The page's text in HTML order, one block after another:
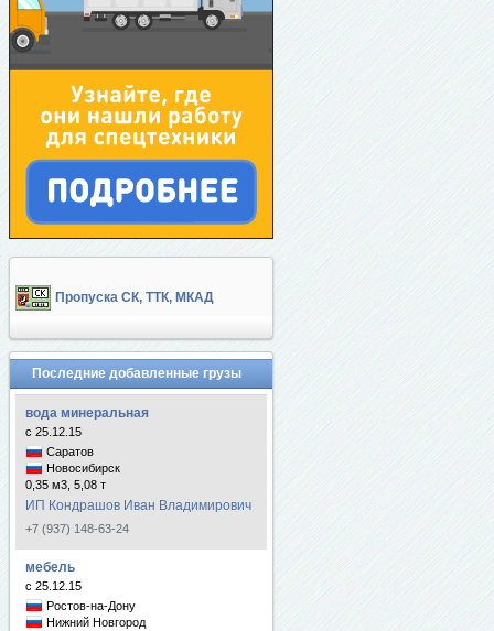
Пропуска СК, ТТК, МКАД
Последние добавленные грузы
вода минеральная
с 25.12.15
Саратов
Новосибирск
0,35 м3, 5,08 т
ИП Кондрашов Иван Владимирович
+7 (937) 148-63-24
мебель
с 25.12.15
Ростов-на-Дону
Нижний Новгород